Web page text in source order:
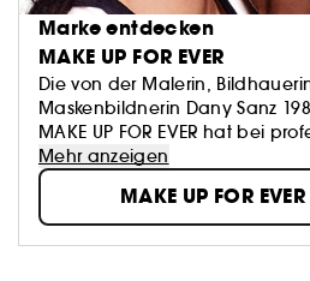
Marke entdecken
MAKE UP FOR EVER
Die von der Malerin,
Maskenbildnerin Dany Sanz
MAKE UP FOR EVER hat bei
Kultstatus erreicht.
Die MAKE UP FOR EVER
up-Artists und Promis ebenso
breiten Publikum. Alle können
aussehen lassen, aber vor
Mehr anzeigen
MAKE UP FOR